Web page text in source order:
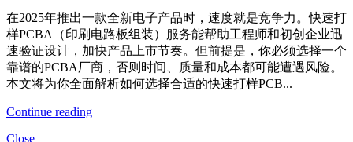
在2025年推出一款全新电子产品时，速度就是竞争力。快速打
样PCBA（印刷电路板组装）服务能帮助工程师和初创企业迅
速验证设计，加快产品上市节奏。但前提是，你必须选择一个
靠谱的PCBA厂商，否则时间、质量和成本都可能遭遇风险。
本文将为你全面解析如何选择合适的快速打样PCB...
Continue reading
Close